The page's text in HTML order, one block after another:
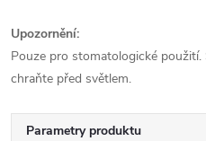
Upozornění:
Pouze pro stomatologické
chraňte před světlem.
Parametry produktu